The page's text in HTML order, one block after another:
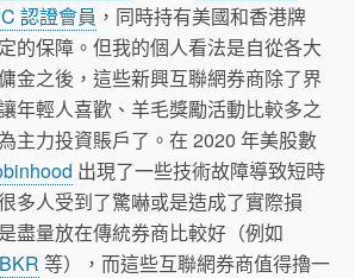
認證會員 ，同時持有美國和香港牌
的保障。但我的個人看法是自從各大
金之後，這些新興互聯網券商除了界
年輕人喜歡、羊毛獎勵活動比較多之
主力投資賬戶了。在 2020 年美股數
出現了一些技術故障導致短時
多人受到了驚嚇或是造成了實際損
盡量放在傳統券商比較好（例如
等），而這些互聯網券商值得擼一